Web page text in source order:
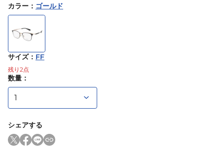
カラー ： ゴールド
サイズ： FF
残り 2 点
数量：
シェアする